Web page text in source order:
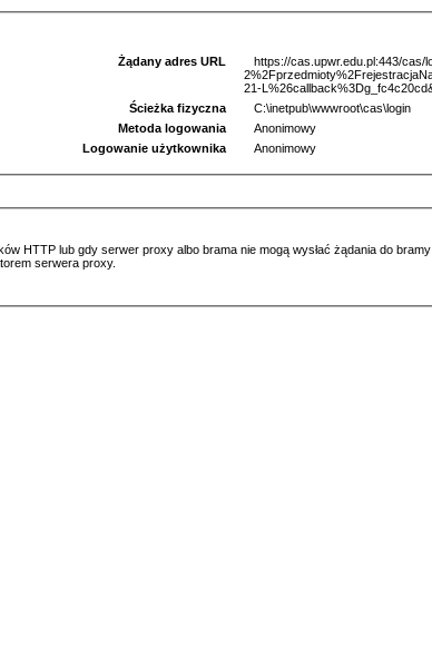
Żądany adres URL
https://cas.upwr.edu.pl:443/cas/
21-
Ścieżka fizyczna
C:\inetpub\wwwroot\cas\login
Metoda logowania
Anonimowy
Logowanie użytkownika
Anonimowy
HTTP lub gdy serwer proxy albo brama nie mogą wysłać żądania do
serwera proxy.